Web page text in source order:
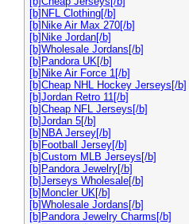
[b]NFL Clothing[/b]
[b]Nike Air Max 270[/b]
[b]Nike Jordan[/b]
[b]Wholesale Jordans[/b]
[b]Pandora UK[/b]
[b]Nike Air Force 1[/b]
[b]Cheap NHL Hockey Jerseys[/b]
[b]Jordan Retro 11[/b]
[b]Cheap NFL Jerseys[/b]
[b]Jordan 5[/b]
[b]NBA Jersey[/b]
[b]Football Jersey[/b]
[b]Custom MLB Jerseys[/b]
[b]Pandora Jewelry[/b]
[b]Jerseys Wholesale[/b]
[b]Moncler UK[/b]
[b]Wholesale Jordans[/b]
[b]Pandora Jewelry Charms[/b]